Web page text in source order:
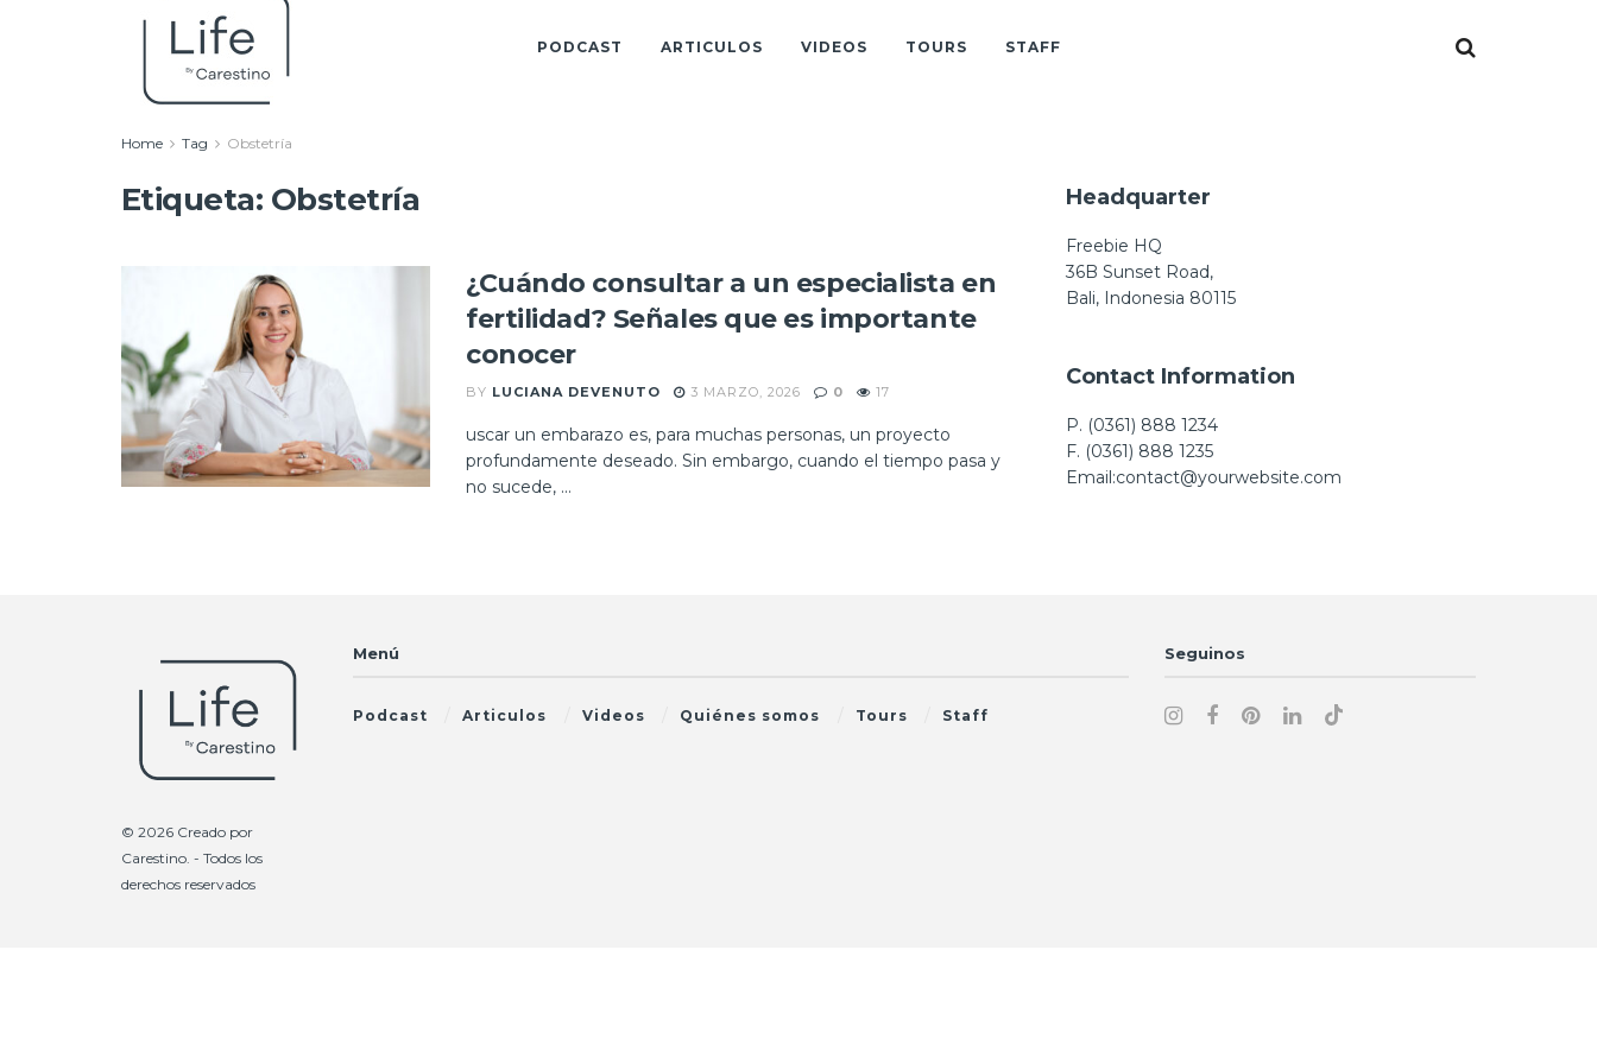
PODCAST ARTICULOS VIDEOS TOURS STAFF
Home Tag Obstetría
Etiqueta: Obstetría
¿Cuándo consultar a un especialista en
fertilidad? Señales que es importante
conocer
BY LUCIANA DEVENUTO 3 MARZO, 2026 0 17
uscar un embarazo es, para muchas personas, un proyecto
profundamente deseado. Sin embargo, cuando el tiempo pasa y
no sucede, ...
Headquarter
Freebie HQ
36B Sunset Road,
Bali, Indonesia 80115
Contact Information
P. (0361) 888 1234
F. (0361) 888 1235
Email:contact@yourwebsite.com
© 2026 Creado por
Carestino. - Todos los
derechos reservados
Menú
Podcast Articulos Videos Quiénes somos Tours Staff
Seguinos